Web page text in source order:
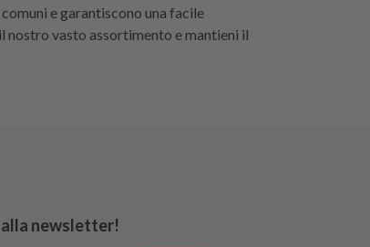
e garantiscono una facile
nostro vasto assortimento e mantieni il
newsletter!